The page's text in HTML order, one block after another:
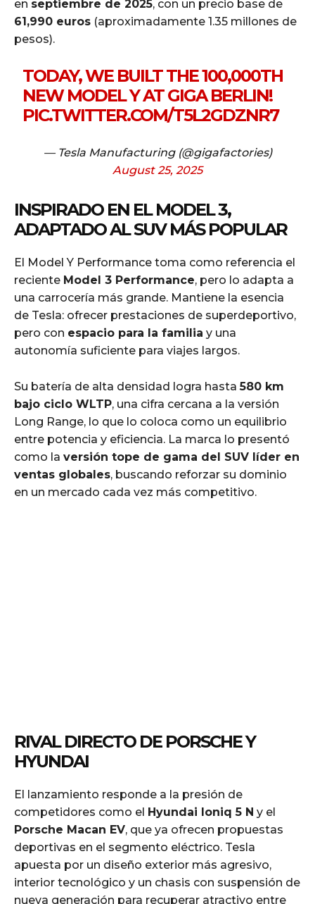
en septiembre de 2025, con un precio base de
61,990 euros (aproximadamente 1.35 millones de
pesos).
TODAY, WE BUILT THE 100,000TH
NEW MODEL Y AT GIGA BERLIN!
PIC.TWITTER.COM/T5L2GDZNR7
— Tesla Manufacturing (@gigafactories)
August 25, 2025
INSPIRADO EN EL MODEL 3,
ADAPTADO AL SUV MÁS POPULAR
El Model Y Performance toma como referencia el
reciente Model 3 Performance, pero lo adapta a
una carrocería más grande. Mantiene la esencia
de Tesla: ofrecer prestaciones de superdeportivo,
pero con espacio para la familia y una
autonomía suficiente para viajes largos.
Su batería de alta densidad logra hasta580 km
bajo ciclo WLTP, una cifra cercana a la versión
Long Range, lo que lo coloca como un equilibrio
entre potencia y eficiencia. La marca lo presentó
como la versión tope de gama del SUV líder en
ventas globales, buscando reforzar su dominio
en un mercado cada vez más competitivo.
RIVAL DIRECTO DE PORSCHE Y
HYUNDAI
El lanzamiento responde a la presión de
competidores como el Hyundai Ioniq 5 N y el
Porsche Macan EV, que ya ofrecen propuestas
deportivas en el segmento eléctrico. Tesla
apuesta por un diseño exterior más agresivo,
interior tecnológico y un chasis con suspensión de
nueva generación para recuperar atractivo entre